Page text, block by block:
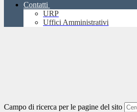
Contatti
URP
Uffici Amministrativi
Campo di ricerca per le pagine del sito